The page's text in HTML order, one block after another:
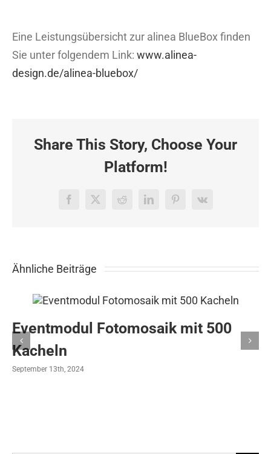
Eine Leistungsübersicht zur alinea BlueBox finden
Sie unter folgendem Link: www.alinea-
design.de/alinea-bluebox/
Share This Story, Choose Your
Platform!
Facebook
X RedditLinkedInPinterest
Vk
Ähnliche Beiträge
Eventmodul Fotomosaik mit 500
Kacheln
September 13th, 2024